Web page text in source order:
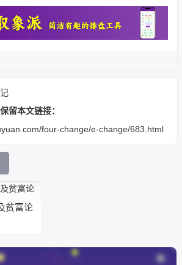
留本文链接：
four-change/e-change/683.html
贫富论